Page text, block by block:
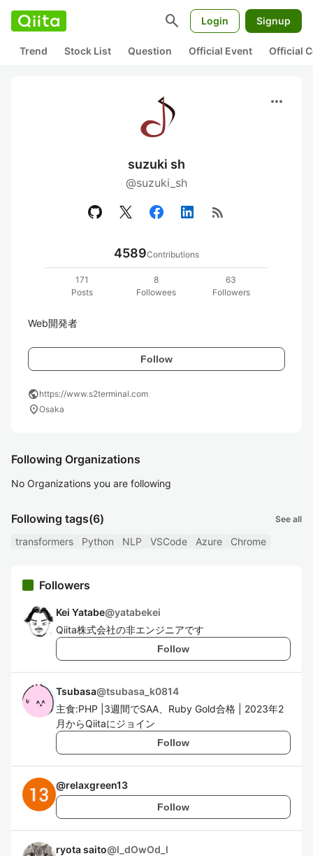
search Login Signup
Trend Stock List Question Official Event Official
more_horiz
suzuki sh
@suzuki_sh
rss_feed
4589Contributions
171
Posts
8
Followees
63
Followers
Web開発者
Follow
publichttps://www.s2terminal.com
location_onOsaka
Following Organizations
No Organizations you are following
Following tags(6) See all
transformers Python NLP VSCode Azure Chrome
Followers
Kei Yatabe@yatabekei
Qiita株式会社の非エンジニアです
Follow
Tsubasa@tsubasa_k0814
主食:PHP |3週間でSAA、Ruby Gold合格 | 2023年2
月からQiitaにジョイン
Follow
@relaxgreen13
Follow
ryota saito@l_dOwOd_l